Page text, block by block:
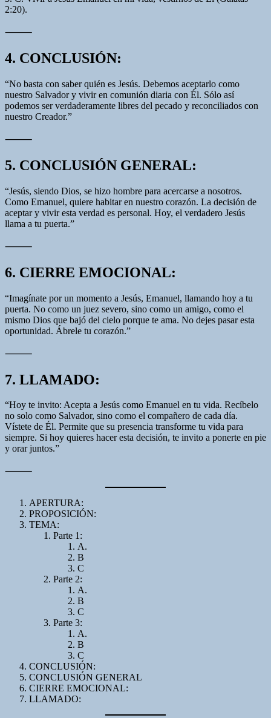
2:20).
⸻
4. CONCLUSIÓN:
“No basta con saber quién es Jesús. Debemos aceptarlo como
nuestro Salvador y vivir en comunión diaria con Él. Sólo así
podemos ser verdaderamente libres del pecado y reconciliados con
nuestro Creador.”
⸻
5. CONCLUSIÓN GENERAL:
“Jesús, siendo Dios, se hizo hombre para acercarse a nosotros.
Como Emanuel, quiere habitar en nuestro corazón. La decisión de
aceptar y vivir esta verdad es personal. Hoy, el verdadero Jesús
llama a tu puerta.”
⸻
6. CIERRE EMOCIONAL:
“Imagínate por un momento a Jesús, Emanuel, llamando hoy a tu
puerta. No como un juez severo, sino como un amigo, como el
mismo Dios que bajó del cielo porque te ama. No dejes pasar esta
oportunidad. Ábrele tu corazón.”
⸻
7. LLAMADO:
“Hoy te invito: Acepta a Jesús como Emanuel en tu vida. Recíbelo
no solo como Salvador, sino como el compañero de cada día.
Vístete de Él. Permite que su presencia transforme tu vida para
siempre. Si hoy quieres hacer esta decisión, te invito a ponerte en pie
y orar juntos.”
⸻
APERTURA:
PROPOSICIÓN:
TEMA:
Parte 1:
A.
B
C
Parte 2:
A.
B
C
Parte 3:
A.
B
C
CONCLUSIÓN:
CONCLUSIÓN GENERAL
CIERRE EMOCIONAL:
LLAMADO: